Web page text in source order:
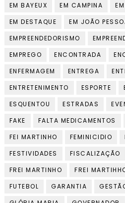
EM BAYEUX
EM CAMPINA
EM DESTAQUE
EM JOÃO
EMPREENDEDORISMO
EMPREGO
ENCONTRADA
ENFERMAGEM
ENTREGA
ENTRETENIMENTO
ESPORTE
ESQUENTOU
ESTRADAS
FAKE
FALTA MEDICAMENTOS
FEI MARTINHO
FEMINICIDIO
FESTIVIDADES
FISCALIZAÇÃO
FREI MARTINHO
FREI
FUTEBOL
GARANTIA